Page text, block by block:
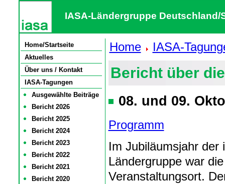
IASA-Ländergruppe Deutschland/
Home/Startseite
Aktuelles
Über uns / Kontakt
IASA-Tagungen
Ausgewählte Beiträge
Bericht 2026
Bericht 2025
Bericht 2024
Bericht 2023
Bericht 2022
Bericht 2021
Bericht 2020
Home IASA-
Bericht über
08. und 09.
Programm
Im Jubiläumsjahr der
Ländergruppe war
Veranstaltungsort.